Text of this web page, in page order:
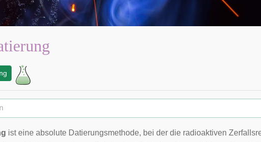
ist eine absolute Datierungsmethode, bei der die radioaktiven